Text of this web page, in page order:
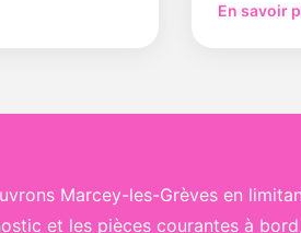
En savoir
Marcey-les-Grèves en
et les pièces courantes à